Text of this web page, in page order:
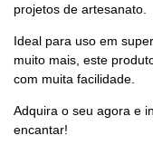
projetos de artesanato.
Ideal para uso em
muito mais, este
com muita facilidade.
Adquira o seu agora e
encantar!